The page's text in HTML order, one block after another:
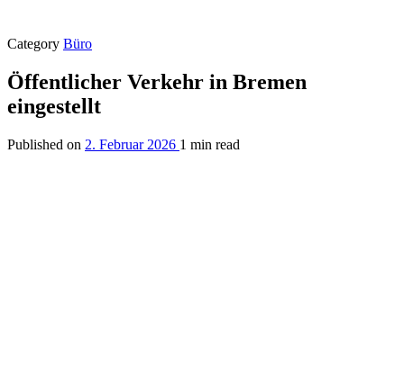
Category Büro
Öffentlicher Verkehr in Bremen
eingestellt
Published on 2. Februar 2026 1 min read